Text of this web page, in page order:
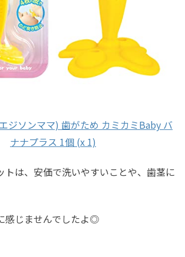
ジソンママ) 歯がため カミカミBaby バ
ナナプラス 1個 (x 1)
トは、安価で洗いやすいことや、歯茎に
感じませんでしたよ◎